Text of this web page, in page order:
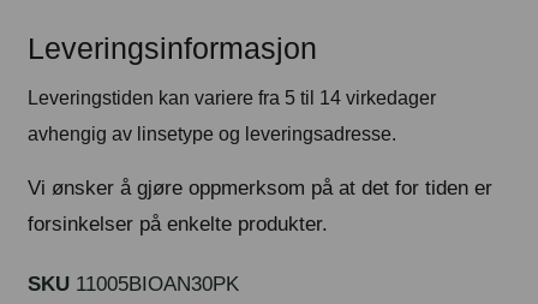
Leveringsinformasjon
Leveringstiden kan variere fra 5 til 14 virkedager
avhengig av linsetype og leveringsadresse.
Vi ønsker å gjøre oppmerksom på at det for tiden er
forsinkelser på enkelte produkter.
SKU 11005BIOAN30PK